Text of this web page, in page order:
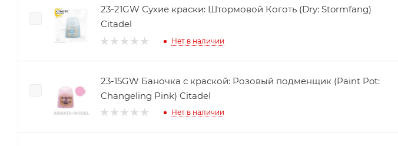
23-21GW Сухие краски: Штормовой Коготь (Dry: Stormfang)
Citadel
Нет в наличии
23-15GW Баночка с краской: Розовый подменщик (Paint Pot:
Changeling Pink) Citadel
Нет в наличии